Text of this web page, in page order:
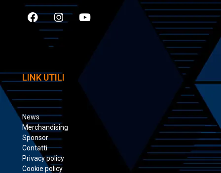
LINK UTILI
News
Merchandising
Sponsor
Contatti
Privacy policy
Cookie policy